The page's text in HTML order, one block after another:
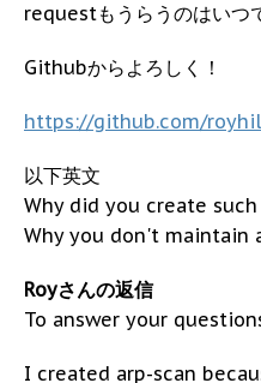
requestもうらうのはいつ
Githubからよろしく！
https://github.com/
以下英文
Why did you create
Why you don't maintain
Royさんの返信
To answer your
I created arp-scan